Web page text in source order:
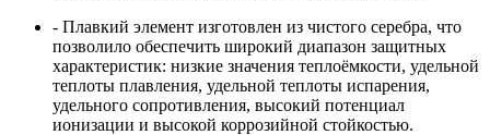
- Плавкий элемент изготовлен из чистого серебра, что
позволило обеспечить широкий диапазон защитных
характеристик: низкие значения теплоёмкости, удельной
теплоты плавления, удельной теплоты испарения,
удельного сопротивления, высокий потенциал
ионизации и высокой коррозийной стойкостью.